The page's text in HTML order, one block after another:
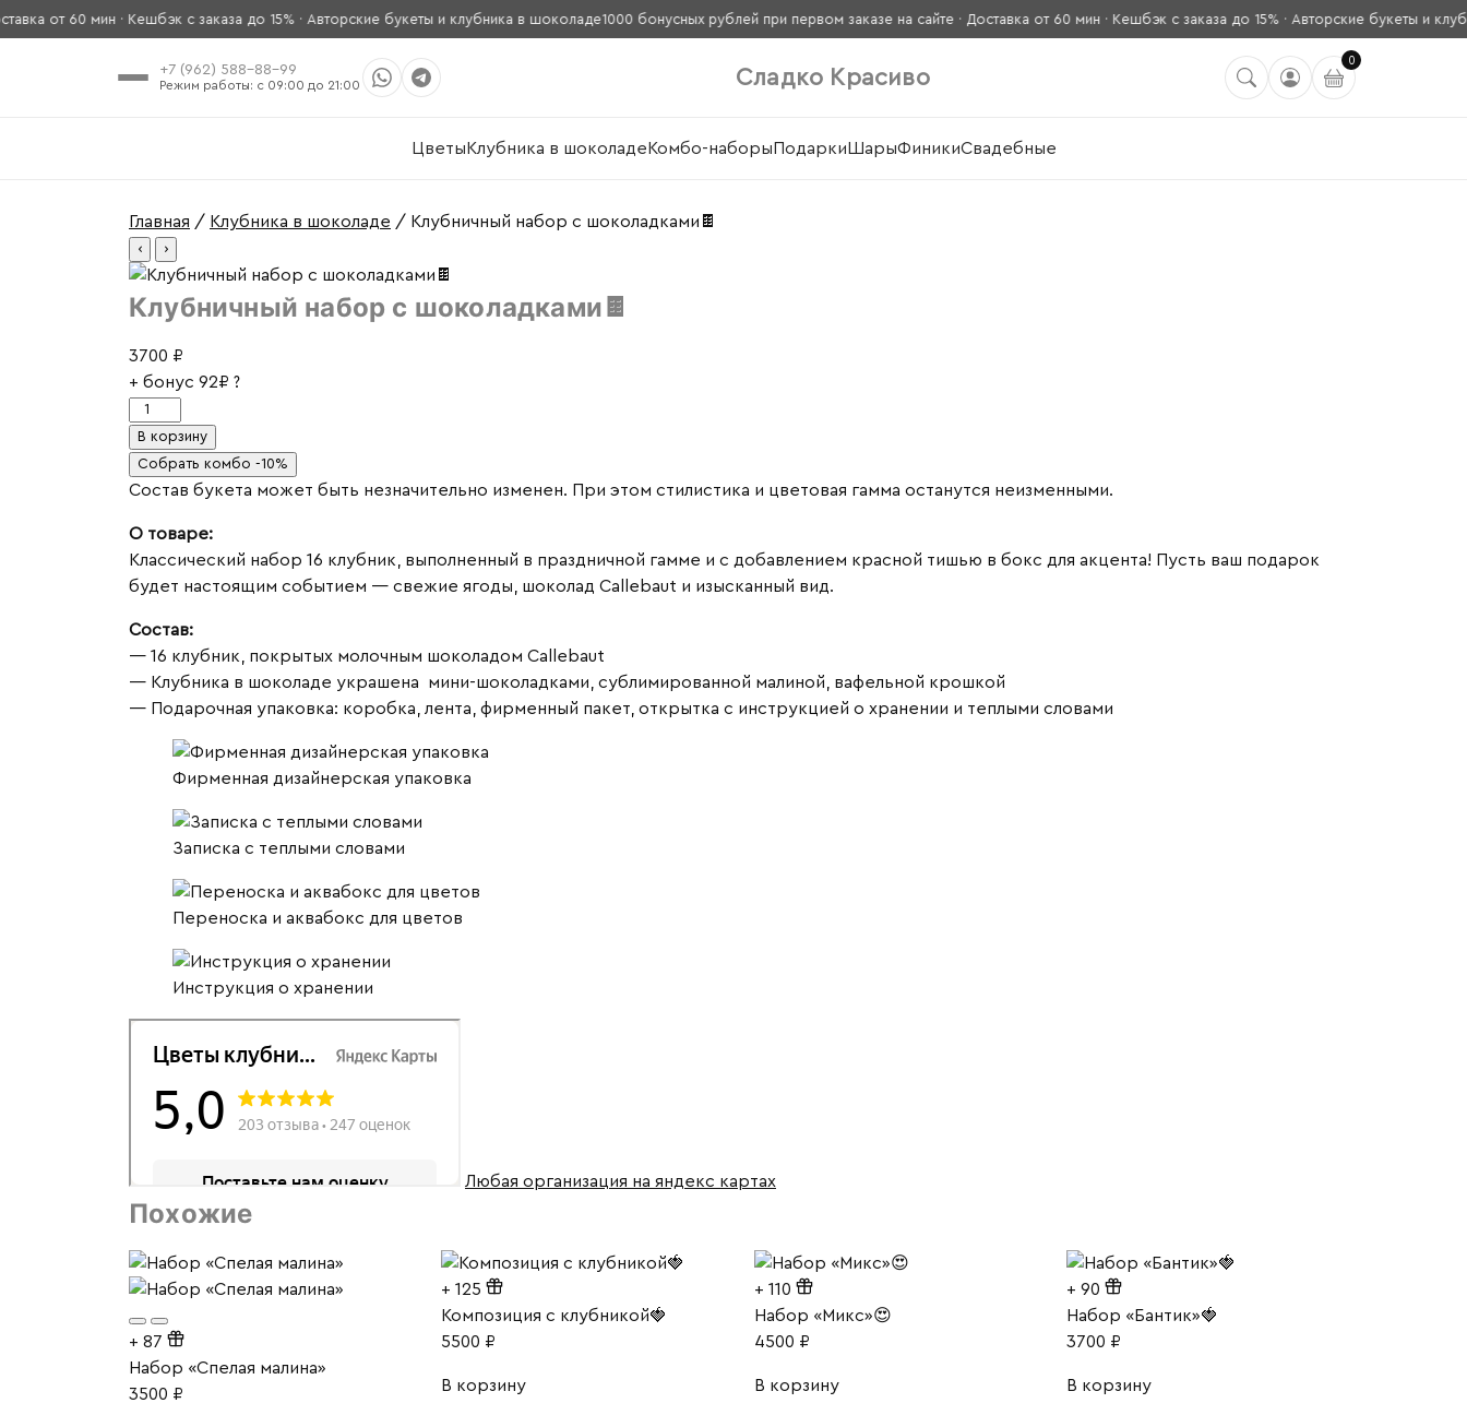
от 60 мин · Кешбэк с заказа до 15% · Авторские букеты и клубника в шоколаде1000 бонусных рублей при первом заказе на сайте · Доставка от 60 мин · Кешбэк с заказа до 15% · Авторские букеты и
+7 (962) 588-88-99
Режим работы: с 09:00 до 21:00 Сладко Красиво
0
Цветы Клубника в шоколаде Комбо-наборы Подарки ШарыФиникиСвадебные
Главная / Клубника в шоколаде / Клубничный набор с шоколадками🍫
‹ ›
Клубничный набор с шоколадками🍫
3700 ₽
+ бонус 92₽ ?
Количество
товара
Клубничный
набор
шоколадками
🍫
В корзину
Собрать комбо -10%
Состав букета может быть незначительно изменен. При этом стилистика и цветовая гамма останутся неизменными.
О товаре:
Классический набор 16 клубник, выполненный в праздничной гамме и с добавлением красной тишью в бокс для акцента! Пусть ваш подарок
будет настоящим событием — свежие ягоды, шоколад Callebaut и изысканный вид.
Состав:
— 16 клубник, покрытых молочным шоколадом Callebaut
— Клубника в шоколаде украшена мини-шоколадками, сублимированной малиной, вафельной крошкой
— Подарочная упаковка: коробка, лента, фирменный пакет, открытка с инструкцией о хранении и теплыми словами
Фирменная дизайнерская упаковка
Записка с теплыми словами
Переноска и аквабокс для цветов
Инструкция о хранении
Любая организация на яндекс картах
Похожие
+ 87
Набор «Спелая малина»
3500 ₽
+ 125
Композиция с клубникой🍓
5500 ₽
В корзину
+ 110
Набор «Микс»😍
4500 ₽
В корзину
+ 90
Набор «Бантик»🍓
3700 ₽
В корзину